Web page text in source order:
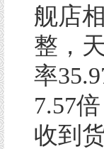
舰店
整，
率
7.57
收到